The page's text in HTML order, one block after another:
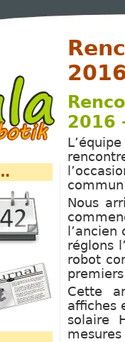
2016
Nous
réglons
robot
Cette
affiches
solaire